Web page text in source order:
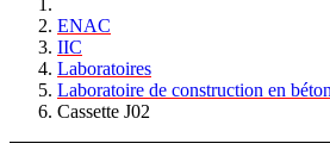
ENAC
IIC
Laboratoires
Laboratoire de construction en
Cassette J02